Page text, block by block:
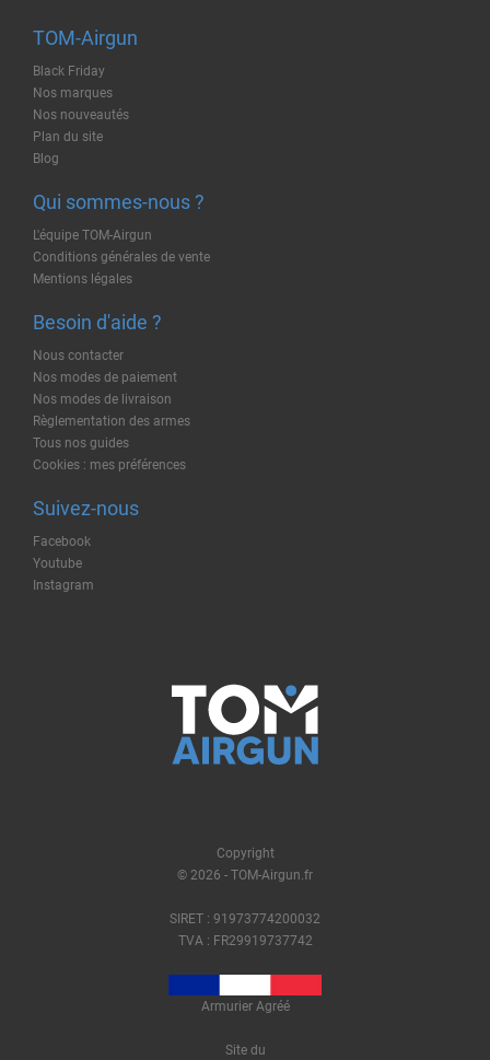
TOM-Airgun
Black Friday
Nos marques
Nos nouveautés
Plan du site
Blog
Qui sommes-nous ?
L'équipe TOM-Airgun
Conditions générales de vente
Mentions légales
Besoin d'aide ?
Nous contacter
Nos modes de paiement
Nos modes de livraison
Règlementation des armes
Tous nos guides
Cookies : mes préférences
Suivez-nous
Facebook
Youtube
Instagram
Copyright
© 2026 - TOM-Airgun.fr
SIRET : 91973774200032
TVA : FR29919737742
Armurier Agréé
Site du